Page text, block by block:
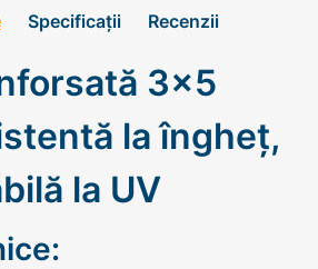
Specificații Recenzii
3x5
la îngheț,
la UV